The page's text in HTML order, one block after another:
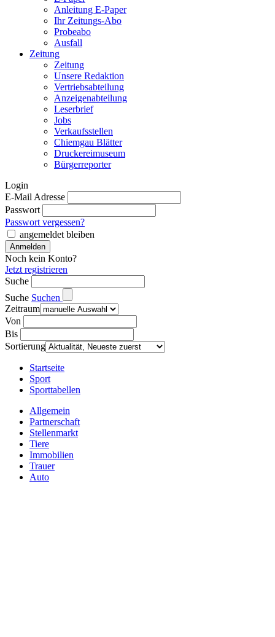
Anleitung E-Paper
Ihr Zeitungs-Abo
Probeabo
Ausfall
Zeitung
Zeitung
Unsere Redaktion
Vertriebsabteilung
Anzeigenabteilung
Leserbrief
Jobs
Verkaufsstellen
Chiemgau Blätter
Druckereimuseum
Bürgerreporter
Login
E-Mail Adresse
Passwort
Passwort vergessen?
angemeldet bleiben
Noch kein Konto?
Jetzt registrieren
Suche
Suche Suchen
Zeitraum
Von
Bis
Sortierung
Startseite
Sport
Sporttabellen
Allgemein
Partnerschaft
Stellenmarkt
Tiere
Immobilien
Trauer
Auto